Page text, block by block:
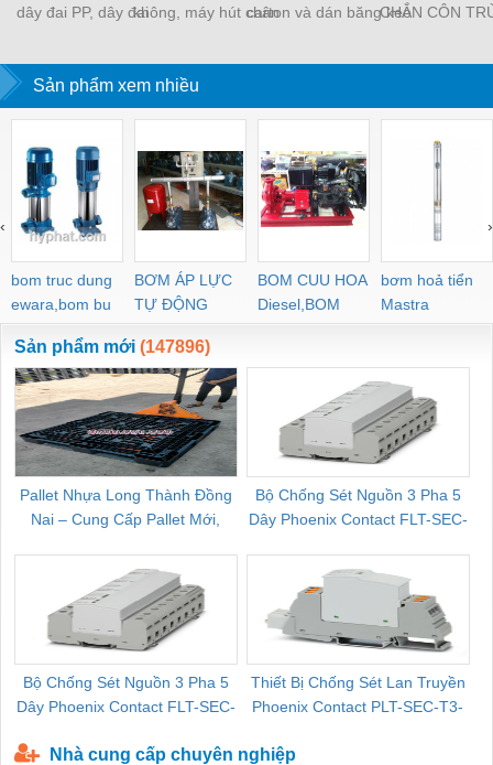
dây đai PP, dây đaikhông, máy hút châncarton và dán băng keoCHẮN CÔN
KHO LẠNH,
Sản phẩm xem nhiều
bom truc dung
ewara,bom bu
ewara
BƠM ÁP LỰC
TỰ ĐỘNG
BOM CUU HOA
Diesel,BOM
CHUA CHAY
bơm hoả tiển
Mastra
‹ ›
Sản phẩm mới (147896)
Pallet Nhựa Long Thành Đồng
Nai – Cung Cấp Pallet Mới,
Bộ Chống Sét Nguồn 3 Pha 5
Dây Phoenix Contact FLT-SEC-
Bộ Chống Sét Nguồn 3 Pha 5
Dây Phoenix Contact FLT-SEC-
Thiết Bị Chống Sét Lan Truyền
Phoenix Contact PLT-SEC-T3-
Nhà cung cấp chuyên nghiệp